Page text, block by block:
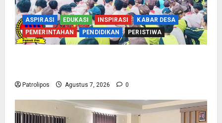
ASPIRASI EDUKASI INSPIRASI
KABAR DESA
PEMERINTAHAN
PENDIDIKAN PERISTIWA
Patrolipos Agustus 7, 2026 0